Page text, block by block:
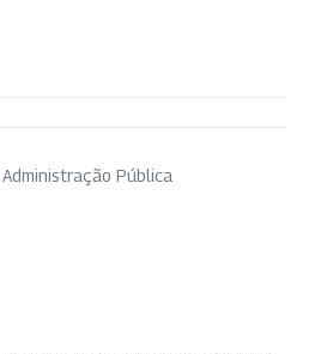
Administração Pública